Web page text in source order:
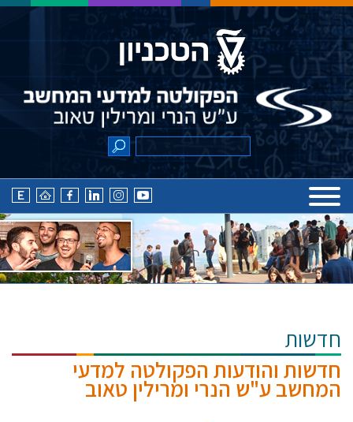
חדשות
חדשות והודעות הפקולטה למדעי
המחשב ע"ש הנרי ומרילין טאוב